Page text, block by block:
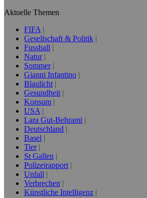
Aktuelle Themen
FIFA
Gesellschaft & Politik
Fussball
Natur
Sommer
Gianni Infantino
Blaulicht
Gesundheit
Konsum
USA
Lara Gut-Behrami
Deutschland
Basel
Tier
St Gallen
Polizeirapport
Unfall
Verbrechen
Künstliche Intelligenz